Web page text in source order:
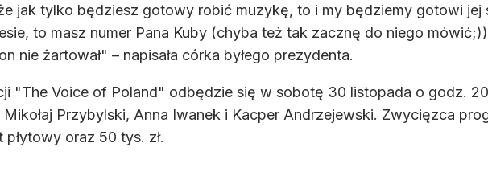
jak tylko będziesz gotowy robić muzykę, to i my będziemy gotowi jej
to masz numer Pana Kuby (chyba też tak zacznę do niego
nie żartował" – napisała córka byłego prezydenta.
"The Voice of Poland" odbędzie się w sobotę 30 listopada o godz.
Przybylski, Anna Iwanek i Kacper Andrzejewski. Zwycięzca
oraz 50 tys. zł.